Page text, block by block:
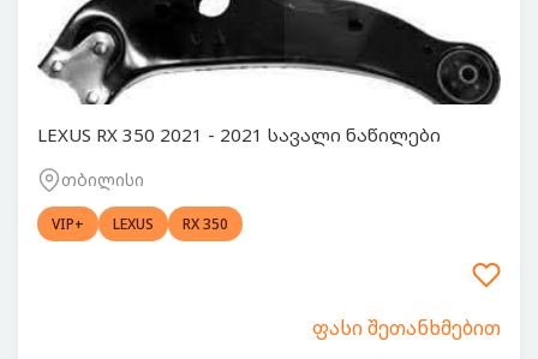
LEXUS RX 350 2021 - 2021 სავალი ნაწილები
თბილისი
VIP+ LEXUS RX 350
ფასი შეთანხმებით